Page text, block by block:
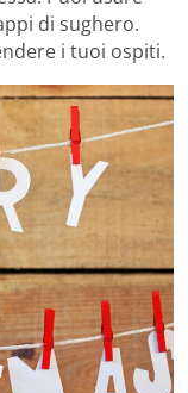
di sughero.
i tuoi ospiti.